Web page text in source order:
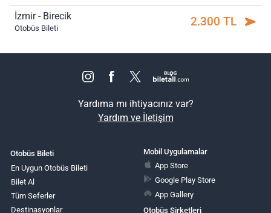
İzmir - Birecik
Otobüs Bileti 2.300 TL
Yardıma mı ihtiyacınız var?
Yardım ve İletişim
Otobüs Bileti
En Uygun Otobüs Bileti
Bilet Al
Tüm Seferler
Destinasyonlar
Mobil Uygulamalar
App Store
Google Play Store
App Gallery
Otobüs Şirketleri